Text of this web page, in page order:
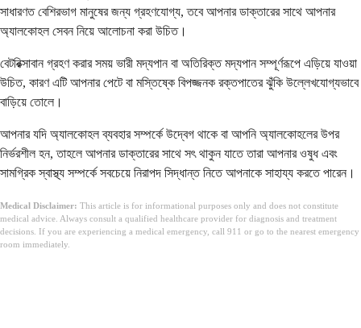
সাধারণত বেশিরভাগ মানুষের জন্য গ্রহণযোগ্য, তবে আপনার ডাক্তারের সাথে আপনার
অ্যালকোহল সেবন নিয়ে আলোচনা করা উচিত।
বেটরিক্সাবান গ্রহণ করার সময় ভারী মদ্যপান বা অতিরিক্ত মদ্যপান সম্পূর্ণরূপে এড়িয়ে যাওয়া
উচিত, কারণ এটি আপনার পেটে বা মস্তিষ্কে বিপজ্জনক রক্তপাতের ঝুঁকি উল্লেখযোগ্যভাবে
বাড়িয়ে তোলে।
আপনার যদি অ্যালকোহল ব্যবহার সম্পর্কে উদ্বেগ থাকে বা আপনি অ্যালকোহলের উপর
নির্ভরশীল হন, তাহলে আপনার ডাক্তারের সাথে সৎ থাকুন যাতে তারা আপনার ওষুধ এবং
সামগ্রিক স্বাস্থ্য সম্পর্কে সবচেয়ে নিরাপদ সিদ্ধান্ত নিতে আপনাকে সাহায্য করতে পারেন।
Medical Disclaimer: This article is for informational purposes only and does not constitute
medical advice. Always consult a qualified healthcare provider for diagnosis and treatment
decisions. If you are experiencing a medical emergency, call 911 or go to the nearest emergency
room immediately.